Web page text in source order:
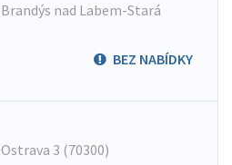
Brandýs nad Labem-Stará
BEZ NABÍDKY
Ostrava 3 (70300)